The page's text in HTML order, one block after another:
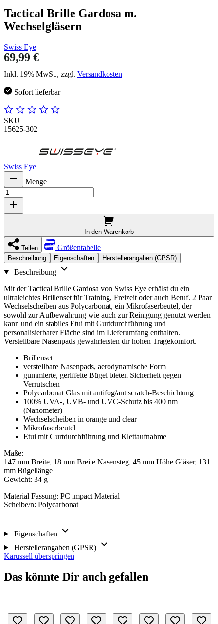
Tactical Brille Gardosa m.
Wechselgläsern
Swiss Eye
69,99 €
Inkl. 19% MwSt., zzgl. Versandkosten
Sofort lieferbar
SKU
15625-302
Swiss Eye
Menge
In den Warenkorb
Teilen Größentabelle
Beschreibung Eigenschaften Herstellerangaben (GPSR)
Beschreibung
Mit der Tactical Brille Gardosa von Swiss Eye erhälst du ein
ultraleichtes Brillenset für Training, Freizeit oder auch Beruf. 2 Paar
Wechselscheiben aus Polycarbonat, ein Mikrofaserbeutel, der
sowohl zur Aufbewahrung wie auch zur Reinigung genutzt werden
kann und ein stabiles Etui mit Gurtdurchführung und
personalisierbarer Fläche sind im Lieferumfang enthalten.
Verstellbare Nasenpads gewährleisten dir hohen Tragekomfort.
Brillenset
verstellbare Nasenpads, aerodynamische Form
gummierte, geriffelte Bügel bieten Sicherheit gegen
Verrutschen
Polycarbonat Glas mit antifog/antiscratch-Beschichtung
100% UVA-, UVB- und UVC-Schutz bis 400 nm
(Nanometer)
Wechselscheiben in orange und clear
Mikrofaserbeutel
Etui mit Gurtdurchführung und Klettaufnahme
Maße:
147 mm Breite, 18 mm Breite Nasensteg, 45 mm Höhe Gläser, 131
mm Bügellänge
Gewicht: 34 g
Material Fassung: PC impact Material
Scheibe/n: Polycarbonat
Eigenschaften
Herstellerangaben (GPSR)
Karussell überspringen
Das könnte Dir auch gefallen